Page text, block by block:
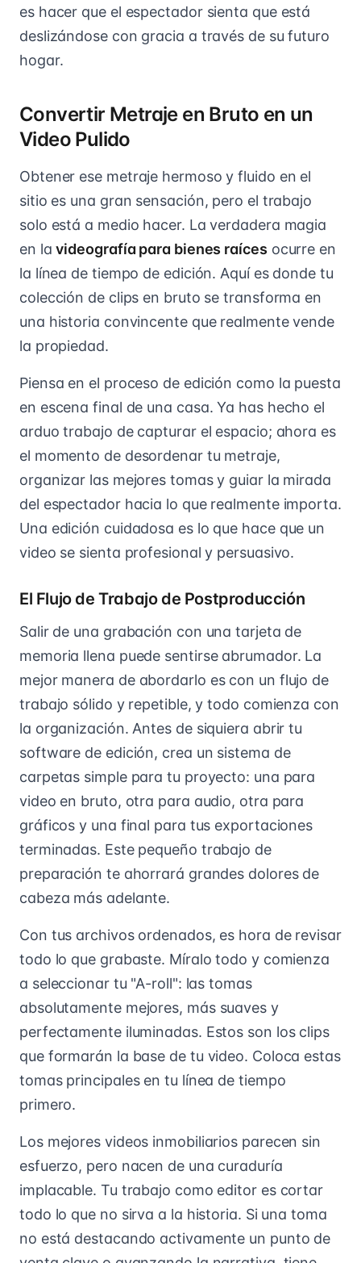
es hacer que el espectador sienta que está
deslizándose con gracia a través de su futuro
hogar.
Convertir Metraje en Bruto en un
Video Pulido
Obtener ese metraje hermoso y fluido en el
sitio es una gran sensación, pero el trabajo
solo está a medio hacer. La verdadera magia
en lavideografía para bienes raíces ocurre en
la línea de tiempo de edición. Aquí es donde tu
colección de clips en bruto se transforma en
una historia convincente que realmente vende
la propiedad.
Piensa en el proceso de edición como la puesta
en escena final de una casa. Ya has hecho el
arduo trabajo de capturar el espacio; ahora es
el momento de desordenar tu metraje,
organizar las mejores tomas y guiar la mirada
del espectador hacia lo que realmente importa.
Una edición cuidadosa es lo que hace que un
video se sienta profesional y persuasivo.
El Flujo de Trabajo de Postproducción
Salir de una grabación con una tarjeta de
memoria llena puede sentirse abrumador. La
mejor manera de abordarlo es con un flujo de
trabajo sólido y repetible, y todo comienza con
la organización. Antes de siquiera abrir tu
software de edición, crea un sistema de
carpetas simple para tu proyecto: una para
video en bruto, otra para audio, otra para
gráficos y una final para tus exportaciones
terminadas. Este pequeño trabajo de
preparación te ahorrará grandes dolores de
cabeza más adelante.
Con tus archivos ordenados, es hora de revisar
todo lo que grabaste. Míralo todo y comienza
a seleccionar tu "A-roll": las tomas
absolutamente mejores, más suaves y
perfectamente iluminadas. Estos son los clips
que formarán la base de tu video. Coloca estas
tomas principales en tu línea de tiempo
primero.
Los mejores videos inmobiliarios parecen sin
esfuerzo, pero nacen de una curaduría
implacable. Tu trabajo como editor es cortar
todo lo que no sirva a la historia. Si una toma
no está destacando activamente un punto de